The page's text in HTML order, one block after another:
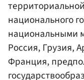
национального
национальными
Россия, Грузия,
Франция,